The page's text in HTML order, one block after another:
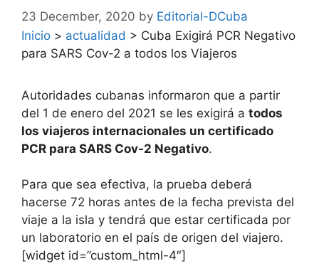
23 December, 2020 by Editorial-DCuba
Inicio > actualidad > Cuba Exigirá PCR Negativo
para SARS Cov-2 a todos los Viajeros
Autoridades cubanas informaron que a partir
del 1 de enero del 2021 se les exigirá a todos
los viajeros internacionales un certificado
PCR para SARS Cov-2 Negativo.
Para que sea efectiva, la prueba deberá
hacerse 72 horas antes de la fecha prevista del
viaje a la isla y tendrá que estar certificada por
un laboratorio en el país de origen del viajero.
[widget id=”custom_html-4″]